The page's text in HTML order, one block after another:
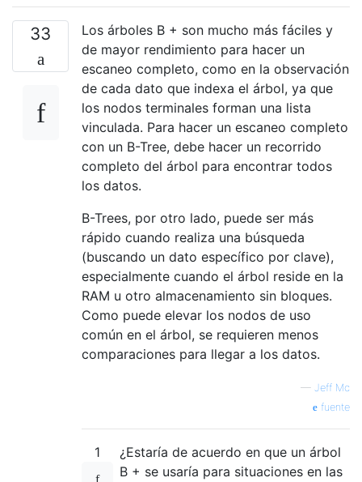
33
Los árboles B + son mucho más fáciles y
de mayor rendimiento para hacer un
escaneo completo, como en la observación
de cada dato que indexa el árbol, ya que
los nodos terminales forman una lista
vinculada. Para hacer un escaneo completo
con un B-Tree, debe hacer un recorrido
completo del árbol para encontrar todos
los datos.
B-Trees, por otro lado, puede ser más
rápido cuando realiza una búsqueda
(buscando un dato específico por clave),
especialmente cuando el árbol reside en la
RAM u otro almacenamiento sin bloques.
Como puede elevar los nodos de uso
común en el árbol, se requieren menos
comparaciones para llegar a los datos.
— Jeff Mc
fuente
1
¿Estaría de acuerdo en que un árbol
B + se usaría para situaciones en las